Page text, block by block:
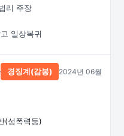
리 주장
일상복귀
(성폭력등)
경징계(감봉) 2024년 06월